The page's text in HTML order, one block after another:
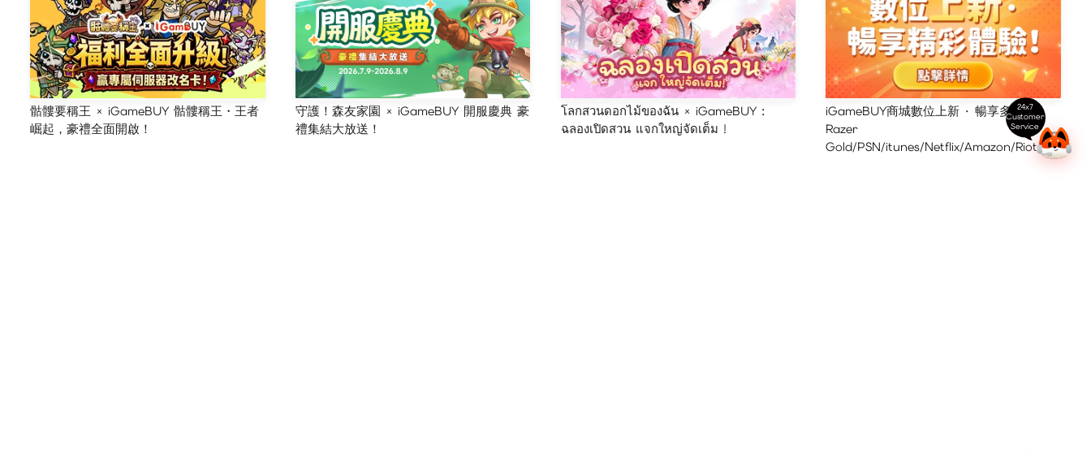
骷髏要稱王 × iGameBUY 骷髏稱王・王者
崛起，豪禮全面開啟！
守護！森友家園 × iGameBUY 開服慶典 豪
禮集結大放送！
โลกสวนดอกไม้ของฉัน × iGameBUY :
ฉลองเปิดสวน แจกใหญ่จัดเต็ม !
iGameBUY商城數位上新 · 暢享多地區
Razer
Gold/PSN/itunes/Netflix/Amazon/Riot
24x7
Customer
Service